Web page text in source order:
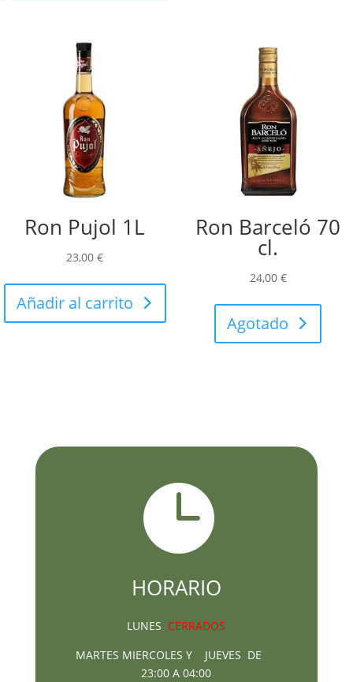
Ron Pujol 1L
23,00€
Añadir al carrito
Ron Barceló 70
cl.
24,00 €
Agotado

HORARIO
LUNES CERRADOS
MARTES MIERCOLES Y JUEVES DE
23:00 A 04:00